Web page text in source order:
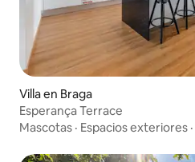
Villa en Braga
Esperança Terrace
Mascotas · Espacios exteriores ·